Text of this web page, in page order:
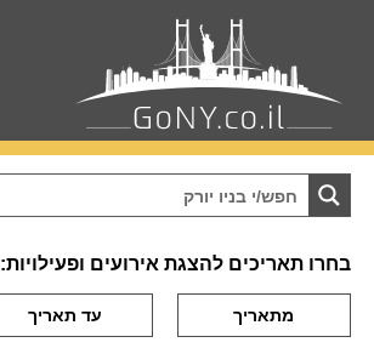
בחרו תאריכים להצגת אירועים ופעילויות: